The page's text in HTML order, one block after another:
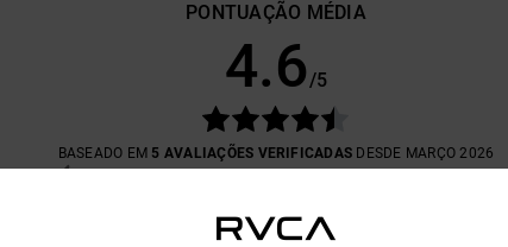
PONTUAÇÃO MÉDIA
4.6/5
BASEADO EM 5 AVALIAÇÕES VERIFICADAS DESDE MARÇO 2026
TAMANHO